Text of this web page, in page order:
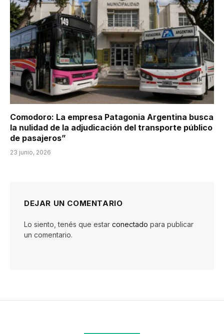
Comodoro: La empresa Patagonia Argentina busca
la nulidad de la adjudicación del transporte público
de pasajeros”
23 junio, 2026
DEJAR UN COMENTARIO
Lo siento, tenés que estar conectado para publicar
un comentario.